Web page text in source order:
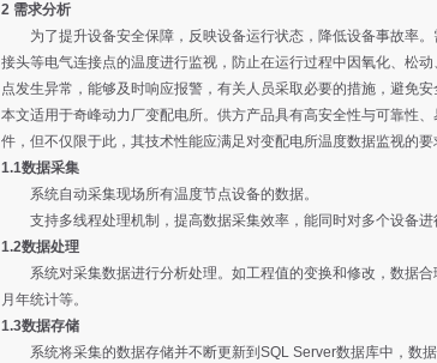
2 需求分析
为了提升设备安全保障，反映设备运行状态，降低设备事故率
接头等电气连接点的温度进行监视，防止在运行过程中因氧化、松
点发生异常，能够及时响应报警，有关人员采取必要的措施，避免安
本文适用于奇峰动力厂变配电所。供方产品具有高安全性与可靠性
件，但不仅限于此，其技术性能应满足对变配电所温度数据监视的要
1.1数据采集
系统自动采集现场所有温度节点设备的数据。
支持多线程处理机制，提高数据采集效率，能同时对多个设备进
1.2数据处理
系统对采集数据进行分析处理。如工程值的变换和修改，数据
月年统计等。
1.3数据存储
系统将采集的数据存储并不断更新到SQL Server数据库中，数